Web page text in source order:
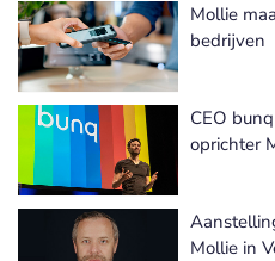
Mollie
bedrijven
CEO
oprichter
Mollie in